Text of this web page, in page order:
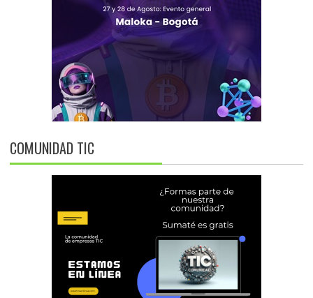
COMUNIDAD TIC